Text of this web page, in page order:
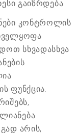
გაიზრდება.
კონტროლის
სხვადასხვა
ფუნქცია.
არის,